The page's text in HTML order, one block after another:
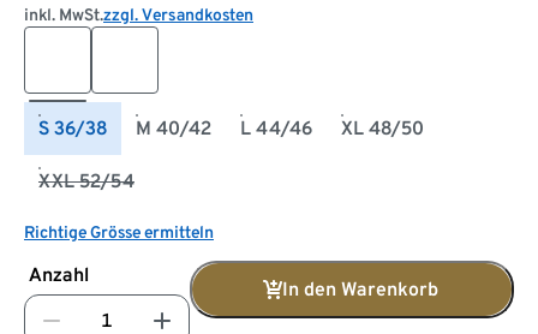
inkl. MwSt.zzgl. Versandkosten
S 36/38 M 40/42 L 44/46 XL 48/50
XXL 52/54
Richtige Grösse ermitteln
Anzahl
In den Warenkorb